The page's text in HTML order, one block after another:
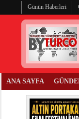
Günün Haberleri
ANA SAYFA